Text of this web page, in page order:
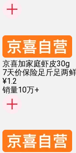
京喜加家庭虾皮30g
7天价保险足斤足两
¥1.2
销量10万+